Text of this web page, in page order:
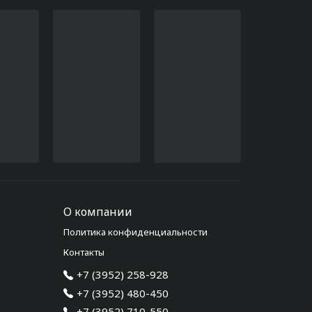
О компании
Политика конфиденциальности
Контакты
+7 (3952) 258-928
+7 (3952) 480-450